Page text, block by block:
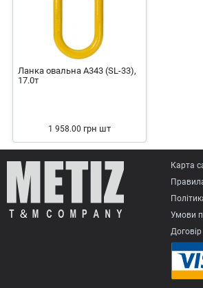
Ланка овальна А343 (SL-33),
17.0т
1 958.00 грн шт
Карта
Умови